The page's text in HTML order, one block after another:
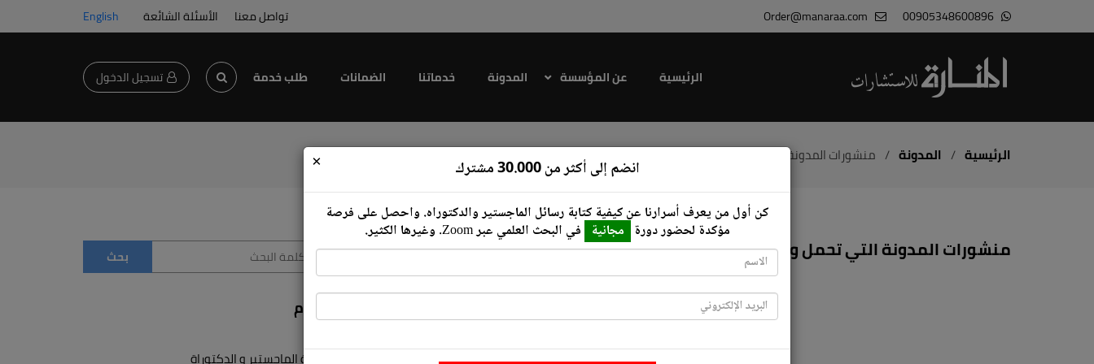
00905348600896
Order@manaraa.com تواصل معنا الأسئلة الشائعة English
الرئيسية عن المؤسسة المدونة خدماتنا الضمانات طلب خدمة تسجيل الدخول
الرئيسية / المدونة / منشورات المدونة التي تحمل وسم 'Translation Apps'
منشورات المدونة التي تحمل وسم 'Translation Apps'
الأقسام
دراسة الماجستير و الدكتوراة
انضم إلى أكثر من 30.000 مشترك ×
كن أول من يعرف أسرارنا عن كيفية كتابة رسائل ‏الماجستير والدكتوراه.‏ واحصل على فرصة
مؤكدة لحضور دورة مجانية في البحث العلمي عبر ‏Zoom‏.‏ وغيرها الكثير.